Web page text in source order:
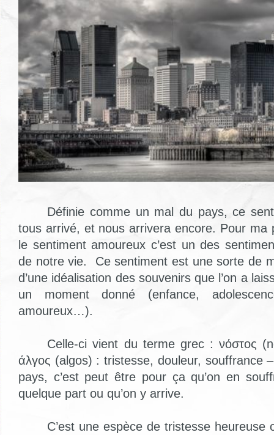
Définie comme un mal du pays, ce
tous arrivé, et nous arrivera encore. Pour ma
le sentiment amoureux c’est un des
de notre vie.
Ce sentiment est une sorte de
d’une idéalisation des souvenirs que l’on a
un moment donné (enfance,
amoureux…).
Celle-ci vient du terme grec : νόστος
άλγος (algos) : tristesse, douleur, souffrance
pays, c’est peut être pour ça qu’on en
quelque part ou qu’on y arrive.
C’est une espèce de tristesse heureuse